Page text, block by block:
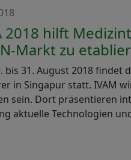
2018 hilft
Markt zu
bis 31. August 2018 findet
in Singapur statt. IVAM
sein. Dort präsentieren
aktuelle Technologien